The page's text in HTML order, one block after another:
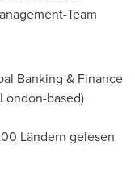
Team
Banking & Finance
London-based)
Ländern gelesen